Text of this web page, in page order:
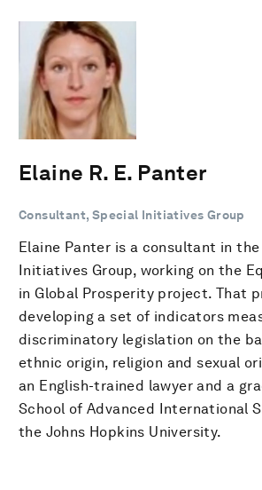
Elaine R. E. Panter
Consultant, Special Initiatives Group
Elaine Panter is a consultant in
Initiatives Group, working on the
in Global Prosperity project. That
developing a set of indicators
discriminatory legislation on the
ethnic origin, religion and sexual
an English-trained lawyer and a
School of Advanced International
the Johns Hopkins University.